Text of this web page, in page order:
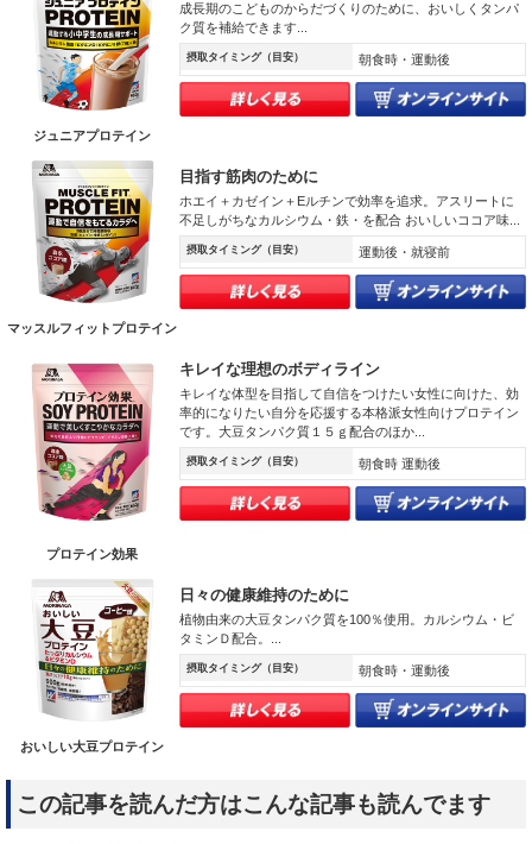
ジュニアプロテイン
成長期のこどものからだづくりのために、おいしくタンパ
ク質を補給できます...
摂取タイミング（目安） 朝食時・運動後
マッスルフィットプロテイン
目指す筋肉のために
ホエイ＋カゼイン＋Eルチンで効率を追求。アスリートに
不足しがちなカルシウム・鉄・を配合 おいしいココア味...
摂取タイミング（目安） 運動後・就寝前
プロテイン効果
キレイな理想のボディライン
キレイな体型を目指して自信をつけたい女性に向けた、効
率的になりたい自分を応援する本格派女性向けプロテイン
です。大豆タンパク質１５ｇ配合のほか...
摂取タイミング（目安） 朝食時 運動後
おいしい大豆プロテイン
日々の健康維持のために
植物由来の大豆タンパク質を100％使用。カルシウム・ビ
タミンＤ配合。...
摂取タイミング（目安） 朝食時・運動後
この記事を読んだ方はこんな記事も読んでます